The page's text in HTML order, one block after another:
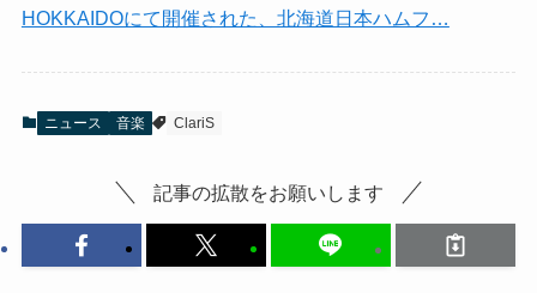
HOKKAIDOにて開催された、北海道日本ハムフ…
ニュース 音楽 ClariS
記事の拡散をお願いします